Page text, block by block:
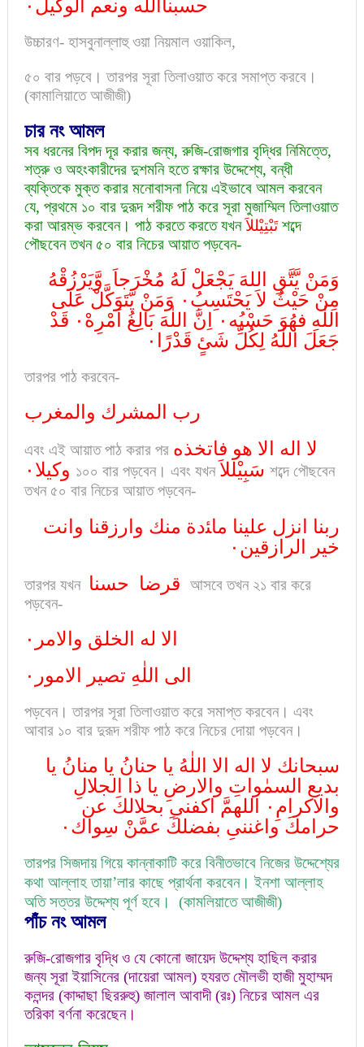
উচ্চারণ- হাসবুনাল্লাহু ওয়া নিয়মাল ওয়াকিল,
৫০ বার পড়বে। তারপর সূরা তিলাওয়াত করে সমাপ্ত করবে।
(কামালিয়াতে আজীজী)
চার নং আমল
সব ধরনের বিপদ দূর করার জন্য, রুজি-রোজগার বৃদ্ধির নিমিত্তে,
শত্রু ও অহংকারীদের দুশমনি হতে রক্ষার উদ্দেশ্যে, বন্ধী
ব্যক্তিকে মুক্ত করার মনোবাসনা নিয়ে এইভাবে আমল করবেন
যে, প্রথমে ১০ বার দুরূদ শরীফ পাঠ করে সূরা মুজাম্মিল তিলাওয়াত
করা আরম্ভ করবেন। পাঠ করতে করতে যখন
تَبْتِيْللاَশব্দে
পৌছবেন তখন ৫০ বার নিচের আয়াত পড়বেন-
وَمَنْ يَّتَّقِ اللهَ يَجْعَلْ لَهُ مُخْرَجاَ وَّيَرْزُقْهُ
مِنْ حَيْثُ لاَ يَحْتَسِبُ٠ وَمَنْ يَّتَوَكَّلْ عَلَی
اللٰهِ فهُوَ حَسْبُه٠ اِنَّ اللٰهَ بَالِغُ اَمْرِهْ٠ قَدْ
جَعَلَ اللٰهُ لِكُلِّ شَئٍ قَدْرًا٠
তারপর পাঠ করবেন-
رب المشرك والمغرب
এবং এই আয়াত পাঠ করার পর لا اله الا هو فاتخذه
১০০ বার পড়বেন। এবং যখন
শব্দে পৌছবেন
তখন ৫০ বার নিচের আয়াত পড়বেন-
ربنا انزل علينا ماﺌدة منك وارزقنا وانت
خير الرازقين٠
তারপর যখন
আসবে তখন ২১ বার করে
পড়বেন-
الا له الخلق والامر٠
الی اللٰهِ تصير الامور٠
পড়বেন। তারপর সূরা তিলাওয়াত করে সমাপ্ত করবেন। এবং
আবার ১০ বার দুরূদ শরীফ পাঠ করে নিচের দোয়া পড়বেন।
سبحانك لا اله الا اللٰهُ يا حنانُ يا منانُ يا
بديع السمٰواتِ والارضِ يا ذا الجلالِ
والاكرامِ٠ اللهمَّ اكفنیِ بحلالكَ عن
حرامكَ واغننیِ بفضلكَ عمَّنْ سِواك٠
তারপর সিজদায় গিয়ে কান্নাকাটি করে বিনীতভাবে নিজের উদ্দেশ্যের
কথা আল্লাহ তায়া’লার কাছে প্রার্থনা করবেন। ইনশা আল্লাহ
অতি সত্তর উদ্দেশ্য পূর্ণ হবে। (কামলিয়াতে আজীজী)
পাঁচনং আমল
রুজি-রোজগার বৃদ্ধি ও যে কোনো জায়েদ উদ্দেশ্য হাছিল করার
জন্য সূরা ইয়াসিনের (দায়েরা আমল) হযরত মৌলভী হাজী মুহাম্মদ
কলন্দর (কাদ্দাছা ছিররুহু) জালাল আবাদী (রঃ) নিচের আমল এর
তরিকা বর্ণনা করেছেন।